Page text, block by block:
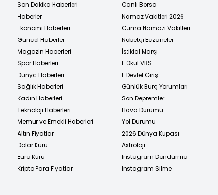
Son Dakika Haberleri
Haberler
Ekonomi Haberleri
Güncel Haberler
Magazin Haberleri
Spor Haberleri
Dünya Haberleri
Sağlık Haberleri
Kadın Haberleri
Teknoloji Haberleri
Memur ve Emekli Haberleri
Altın Fiyatları
Dolar Kuru
Euro Kuru
Kripto Para Fiyatları
Canlı Borsa
Namaz Vakitleri 2026
Cuma Namazı Vakitleri
Nöbetçi Eczaneler
İstiklal Marşı
E Okul VBS
E Devlet Giriş
Günlük Burç Yorumları
Son Depremler
Hava Durumu
Yol Durumu
2026 Dünya Kupası
Astroloji
Instagram Dondurma
Instagram Silme